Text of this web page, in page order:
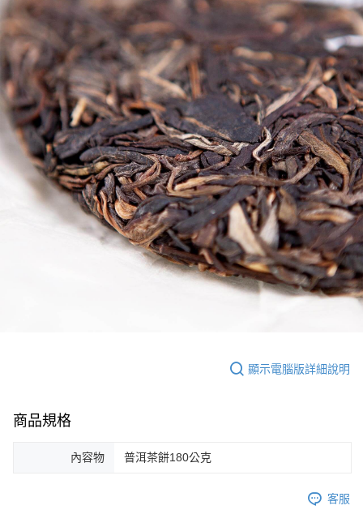
顯示電腦版詳細說明
商品規格
內容物 普洱茶餅180公克
客服